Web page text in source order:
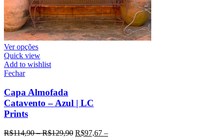
Ver opções
Quick view
Add to wishlist
Fechar
Capa Almofada
Catavento – Azul | LC
Prints
R$114,90–R$129,90 R$97,67 –